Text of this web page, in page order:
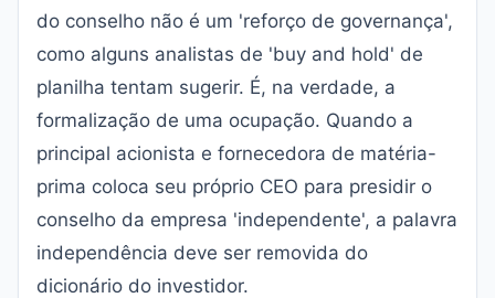
do conselho não é um 'reforço de governança',
como alguns analistas de 'buy and hold' de
planilha tentam sugerir. É, na verdade, a
formalização de uma ocupação. Quando a
principal acionista e fornecedora de matéria-
prima coloca seu próprio CEO para presidir o
conselho da empresa 'independente', a palavra
independência deve ser removida do
dicionário do investidor.